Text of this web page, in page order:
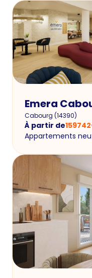
Emera
Cabourg (14390)
À partir de159742
Appartements